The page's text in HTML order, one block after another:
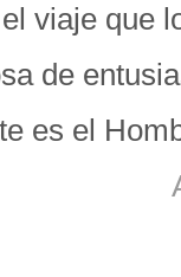
viaje que
de
es el